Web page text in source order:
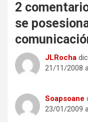
2
se
JLRocha
21/11/2008
Soapsoane
23/01/2009